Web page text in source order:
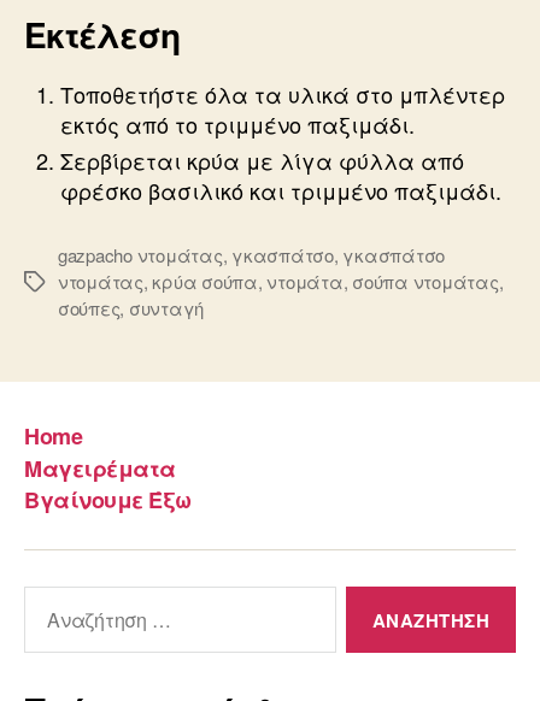
Εκτέλεση
Τοποθετήστε όλα τα υλικά στο μπλέντερ
εκτός από το τριμμένο παξιμάδι.
Σερβίρεται κρύα με λίγα φύλλα από
φρέσκο βασιλικό και τριμμένο παξιμάδι.
Ετικέτες
gazpacho ντομάτας, γκασπάτσο, γκασπάτσο
ντομάτας, κρύα σούπα,ντομάτα, σούπα ντομάτας,
σούπες, συνταγή
Home
Μαγειρέματα
Βγαίνουμε Έξω
για: